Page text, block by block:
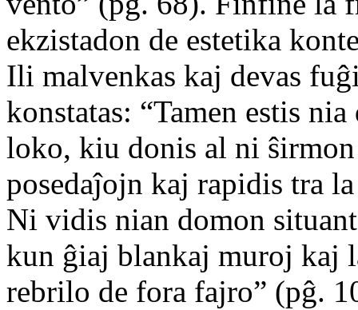
ekzistadon de estetika
Ili malvenkas kaj devas
konstatas: “Tamen estis
loko, kiu donis al ni
posedaĵojn kaj rapidis tra
Ni vidis nian domon
kun ĝiaj blankaj muroj kaj
rebrilo de fora fajro” (pĝ.